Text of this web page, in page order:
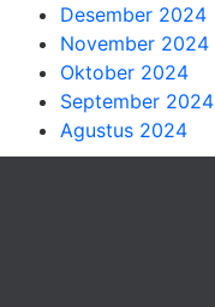
Desember 2024
November 2024
Oktober 2024
September 2024
Agustus 2024